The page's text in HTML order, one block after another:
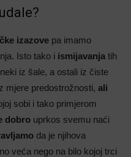
izazove pa imamo
Isto tako i ismijavanja tih
iz šale, a ostali iz čiste
mjere predostrožnosti, ali
sobi i tako primjerom
dobro uprkos svemu naći
da je njihova
veća nego na bilo kojoj trci